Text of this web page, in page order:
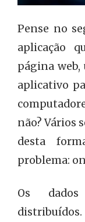
Pense no
aplicação
página
aplicativo
não? Vários
desta
problema:
Os